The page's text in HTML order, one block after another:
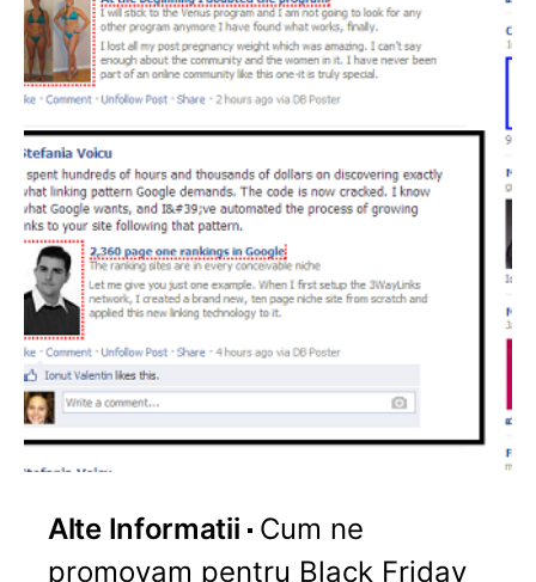
Alte Informatii
Cum ne
promovam pentru Black Friday